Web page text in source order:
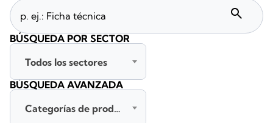
search
BÚSQUEDA POR SECTOR
Todos los sectores
BÚSQUEDA AVANZADA
Categorías de productos